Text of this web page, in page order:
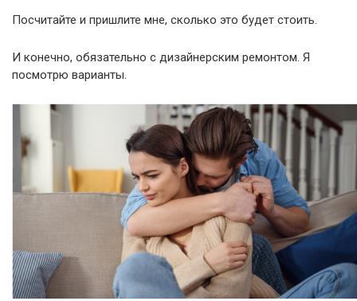
Посчитайте и пришлите мне, сколько это будет стоить.
И конечно, обязательно с дизайнерским ремонтом. Я
посмотрю варианты.